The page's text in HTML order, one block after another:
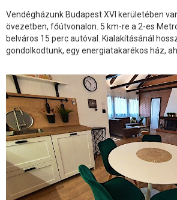
Vendégházunk Budapest XVI kerületében
övezetben, főútvonalon. 5 km-re a 2-es
belváros 15 perc autóval. Kialakításánál
gondolkodtunk, egy energiatakarékos ház,